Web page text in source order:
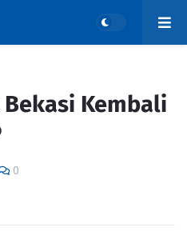
Kembali
0